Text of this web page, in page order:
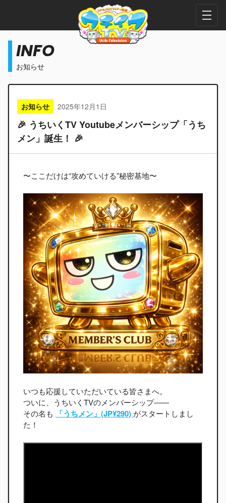
お知らせ
INFO
お知らせ 2025年12月1日
🎉 うちいくTV Youtubeメンバーシップ「うち
メン」誕生！ 🎉
〜ここだけは“攻めていける”秘密基地〜
いつも応援していただいている皆さまへ。
ついに、うちいくTVのメンバーシップ――
その名も
「うちメン」(JP¥290) がスタートしまし
た！